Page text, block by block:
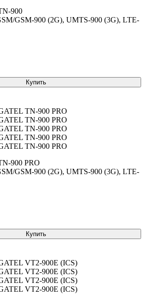
900
GSM-900 (2G), UMTS-900 (3G), LTE-
Купить
900 PRO
GSM-900 (2G), UMTS-900 (3G), LTE-
Купить